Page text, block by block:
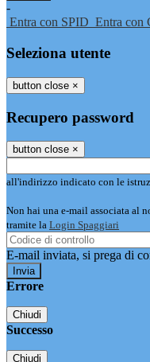
-
Entra con SPID Entra con
Seleziona utente
button close ×
Recupero password
button close ×
all'indirizzo indicato con le
Non hai una e-mail associata al
tramite la Login Spaggiari
E-mail inviata, si prega di
Errore
Chiudi
Successo
Chiudi